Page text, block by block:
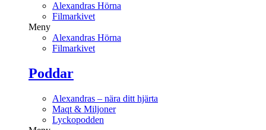
Alexandras Hörna
Filmarkivet
Meny
Alexandras Hörna
Filmarkivet
Poddar
Alexandras – nära ditt hjärta
Maqt & Miljoner
Lyckopodden